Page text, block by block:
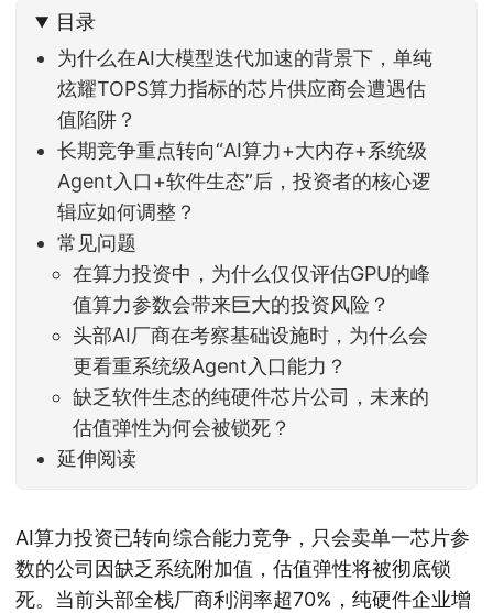
家感受到了春天般的暖风。指数涨了百点，交易额
回暖到2
目录
为什么在AI大模型迭代加速的背景下，单纯
炫耀TOPS算力指标的芯片供应商会遭遇估
值陷阱？
长期竞争重点转向“AI算力+大内存+系统级
Agent入口+软件生态”后，投资者的核心逻
辑应如何调整？
常见问题
在算力投资中，为什么仅仅评估GPU的峰
值算力参数会带来巨大的投资风险？
头部AI厂商在考察基础设施时，为什么会
更看重系统级Agent入口能力？
缺乏软件生态的纯硬件芯片公司，未来的
估值弹性为何会被锁死？
延伸阅读
AI算力投资已转向综合能力竞争，只会卖单一芯片参
数的公司因缺乏系统附加值，估值弹性将被彻底锁
死。当前头部全栈厂商利润率超70%，纯硬件企业增